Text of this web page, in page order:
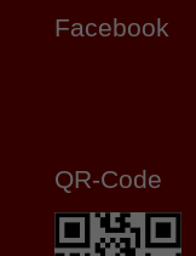
Facebook
QR-Code